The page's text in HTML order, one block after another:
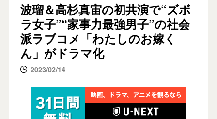
波瑠＆高杉真宙の初共演で“ズボ
ラ女子”“家事力最強男子”の社会
派ラブコメ「わたしのお嫁く
ん」がドラマ化
2023/02/14